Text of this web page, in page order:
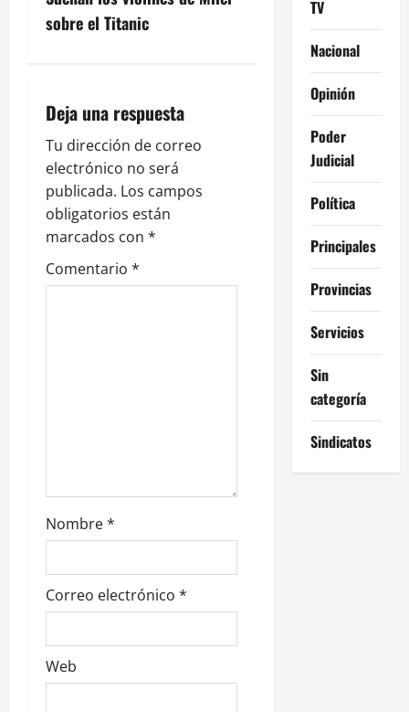
a
i
ó
n
d
e
d
a
s
sobre el Titanic
Deja una respuesta
Tu dirección de correo
electrónico no será
publicada. Los campos
obligatorios están
marcados con *
Comentario *
Nombre*
Correo electrónico *
Web
TV
Nacional
Opinión
Poder
Judicial
Política
Principales
Provincias
Servicios
Sin
categoría
Sindicatos